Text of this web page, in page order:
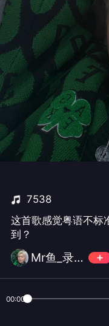
7538
这首歌感觉粤语不标
到？
Mr鱼_录音师
00:00